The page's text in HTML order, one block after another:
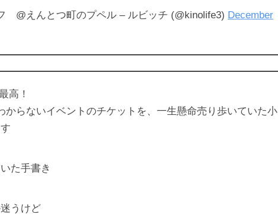
@えんとつ町のプペル – ルビッチ (@kinolife3) December
高！
からないイベントのチケットを、一生懸命売り歩いていた小
た手書き
うけど